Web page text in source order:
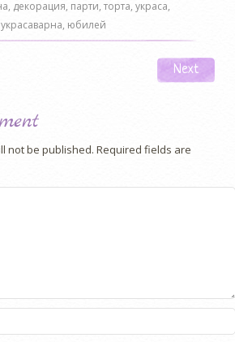
декорация парти торта украса
украсаварна юбилей
Next
not be published. Required fields are